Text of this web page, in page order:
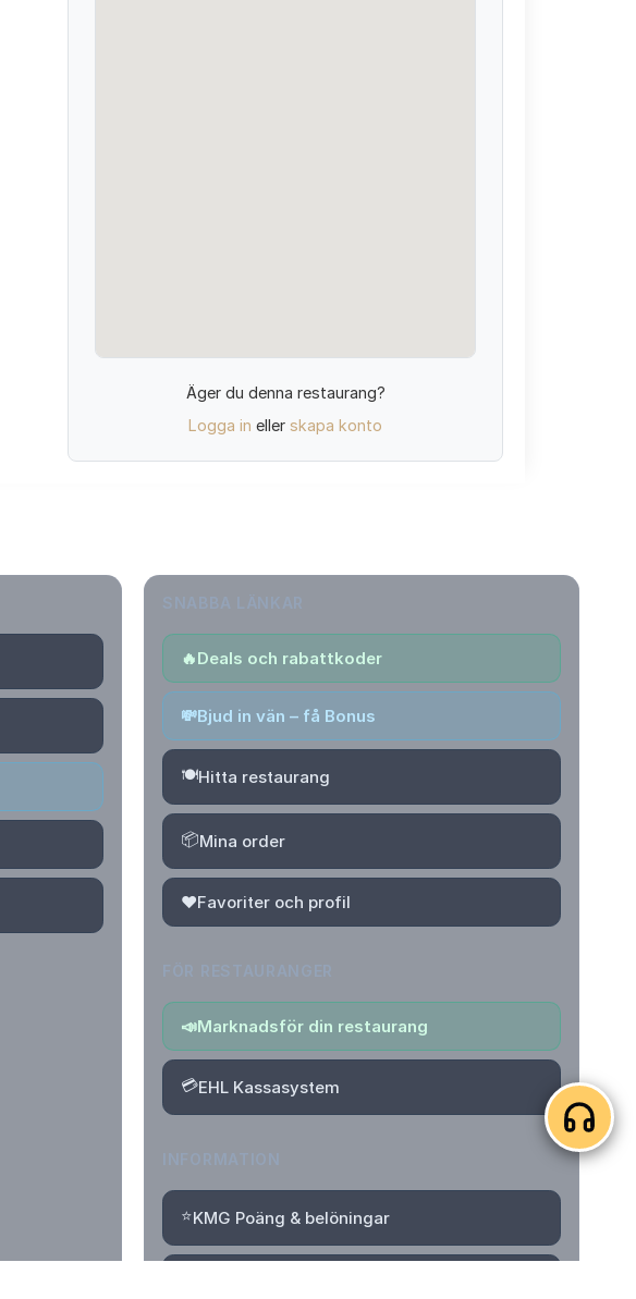
Äger du denna restaurang?
Logga in eller skapa konto
🔥Deals och rabattkoder
💸Bjud in vän – få Bonus
🍽️Hitta restaurang
📦Mina order
❤️Favoriter och profil
📣Marknadsför din restaurang
💳EHL Kassasystem
⭐KMG Poäng & belöningar